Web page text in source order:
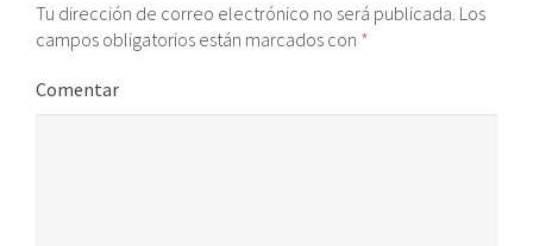
Tu dirección de correo electrónico no será publicada. Los
campos obligatorios están marcados con *
Comentar